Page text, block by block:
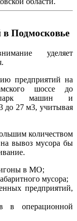
Подмосковье
уделяет
предприятий на
шоссе до
парк машин и
до 27 м3, учитывая
количеством
вывоз мусора бы
в МО;
мусора;
предприятий,
в операционной